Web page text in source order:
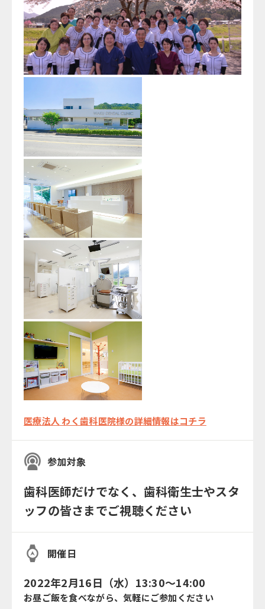
医療法人 わく歯科医院様の詳細情報はコチラ
参加対象
歯科医師だけでなく、歯科衛生士やスタ
ッフの皆さまでご視聴ください
開催日
2022年2月16日（水）13:30～14:00
お昼ご飯を食べながら、気軽にご参加ください